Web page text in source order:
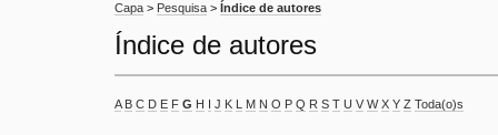
Capa > Pesquisa > Índice de autores
Índice de autores
A B C D E F G H I J K L M N O P Q R S T U V W X Y Z Toda(o)s